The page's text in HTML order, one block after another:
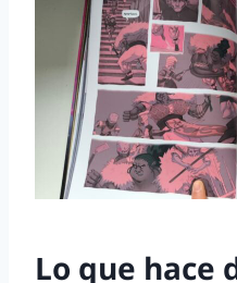
Lo que hace